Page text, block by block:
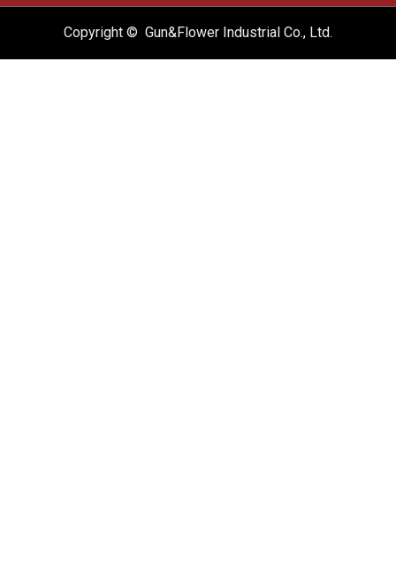
Copyright © Gun&Flower Industrial Co., Ltd.